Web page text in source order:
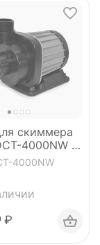
скиммера
4000NW (с
ротором)
4000NW
₽